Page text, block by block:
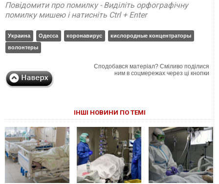
Повідомити про помилку - Виділіть орфографічну
помилку мишею і натисніть Ctrl + Enter
Украина Одесса коронавирус
кислородные концентраторы
волонтеры
Сподобався матеріал? Сміливо поділися
ним в соцмережах через ці кнопки
ІНШІ НОВИНИ ПО ТЕМІ